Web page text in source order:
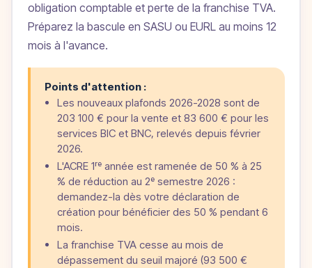
obligation comptable et perte de la franchise TVA.
Préparez la bascule en SASU ou EURL au moins 12
mois à l'avance.
Points d'attention :
Les nouveaux plafonds 2026-2028 sont de
203 100 € pour la vente et 83 600 € pour les
services BIC et BNC, relevés depuis février
2026.
L'ACRE 1ʳᵉ année est ramenée de 50 % à 25
% de réduction au 2ᵉ semestre 2026 :
demandez-la dès votre déclaration de
création pour bénéficier des 50 % pendant 6
mois.
La franchise TVA cesse au mois de
dépassement du seuil majoré (93 500 €